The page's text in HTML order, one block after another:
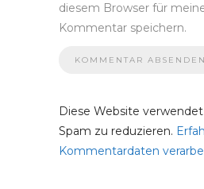
diesem Browser für
Kommentar speichern.
Diese Website
Spam zu reduzieren.
Kommentardaten